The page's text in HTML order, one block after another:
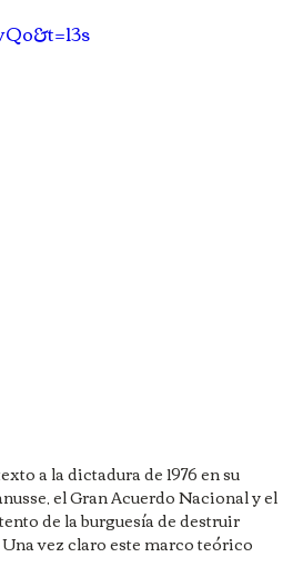
a la dictadura de 1976 en su
el Gran Acuerdo Nacional y el
de la burguesía de destruir
vez claro este marco teórico